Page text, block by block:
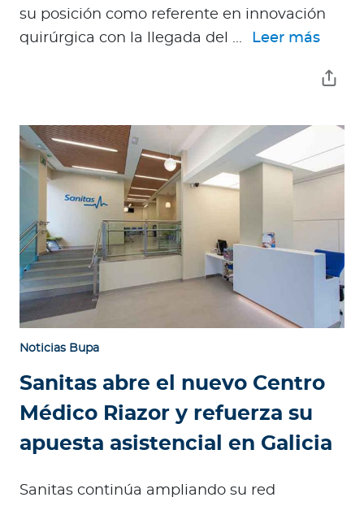
su posición como referente en innovación
quirúrgica con la llegada del ...
Leer más
Noticias Bupa
Sanitas abre el nuevo Centro
Médico Riazor y refuerza su
apuesta asistencial en Galicia
Sanitas continúa ampliando su red